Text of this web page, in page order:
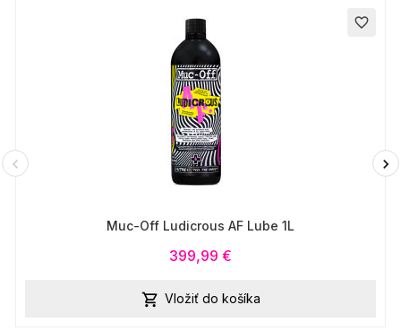
favorite_border
Muc-Off Ludicrous AF Lube 1L
399,99 €
 Vložiť do košíka